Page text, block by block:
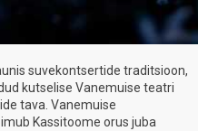
suvekontsertide traditsioon,
kutselise Vanemuise teatri
tava. Vanemuise
Kassitoome orus juba